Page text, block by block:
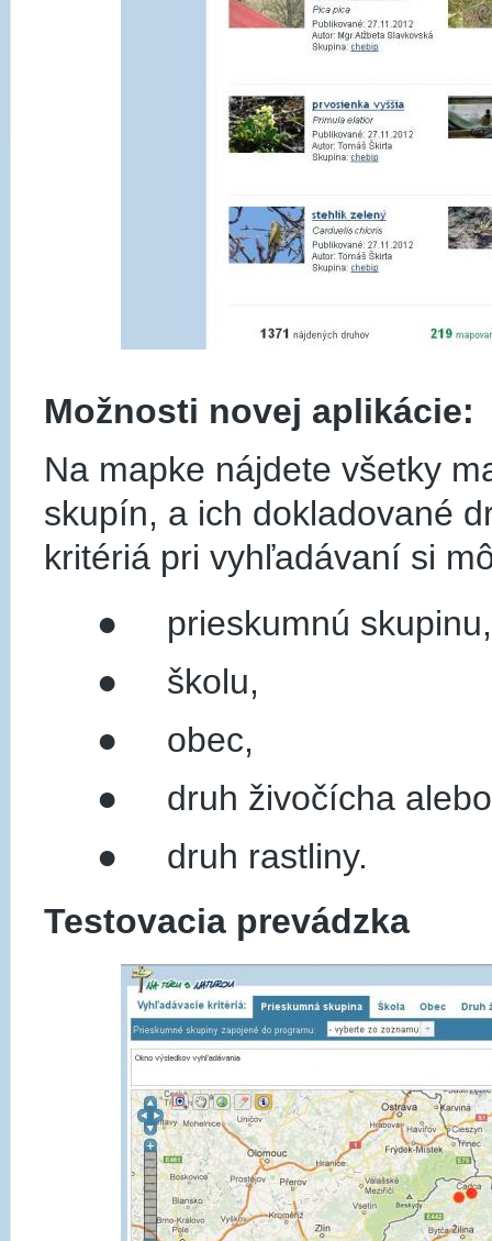
Možnosti novej aplikácie:
Na mapke nájdete všetky
skupín, a ich dokladované
kritériá pri vyhľadávaní si
● prieskumnú skupinu,
● školu,
● obec,
● druh živočícha alebo
● druh rastliny.
Testovacia prevádzka